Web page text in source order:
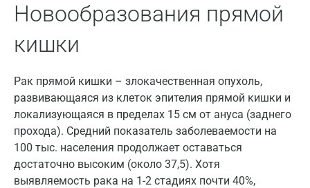
развития и приводит к снижению смертности на
альтернативой эндоскопическому
Регулярное скрининговое исследование кала на
скрытую кровь приводит к снижению случаев
обнаружения рака на последней стадии развития
на 50%. Результаты исследования необходимо
интерпретировать с осторожностью в комплексе
с результатами клинического обследования,
Новообразования прямой
кишки
Рак прямой кишки – злокачественная опухоль,
развивающаяся из клеток эпителия прямой кишки и
локализующаяся в пределах 15 см от ануса (заднего
прохода). Средний показатель заболеваемости на
100 тыс. населения продолжает оставаться
достаточно высоким (около 37,5). Хотя
выявляемость рака на 1-2 стадиях почти 40%,
Видное
Владимир
Волжский
Вологда
Воронеж
Всеволожск